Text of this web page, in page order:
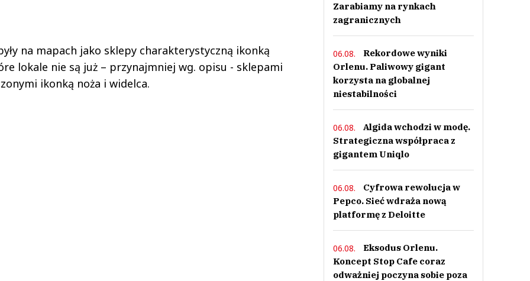
na mapach jako sklepy charakterystyczną ikonką
lokale nie są już – przynajmniej wg. opisu - sklepami
ikonką noża i widelca.
Zarabiamy na rynkach
zagranicznych
06.08.
Rekordowe wyniki
Orlenu. Paliwowy gigant
korzysta na globalnej
niestabilności
06.08.
Algida wchodzi w modę.
Strategiczna współpraca z
gigantem Uniqlo
06.08.
Cyfrowa rewolucja w
Pepco. Sieć wdraża nową
platformę z Deloitte
06.08.
Eksodus Orlenu.
Koncept Stop Cafe coraz
odważniej poczyna sobie poza